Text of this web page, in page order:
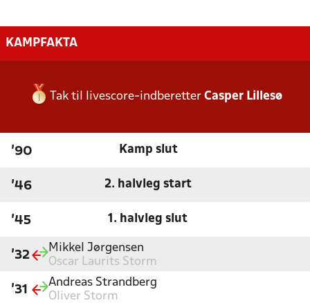
KAMPFAKTA
Tak til livescore-indberetter Casper Lillesø
'90 Kamp slut
'46 2. halvleg start
'45 1. halvleg slut
'32
Mikkel Jørgensen
Oscar Laurits Storm
'31
Andreas Strandberg
Oliver Storm